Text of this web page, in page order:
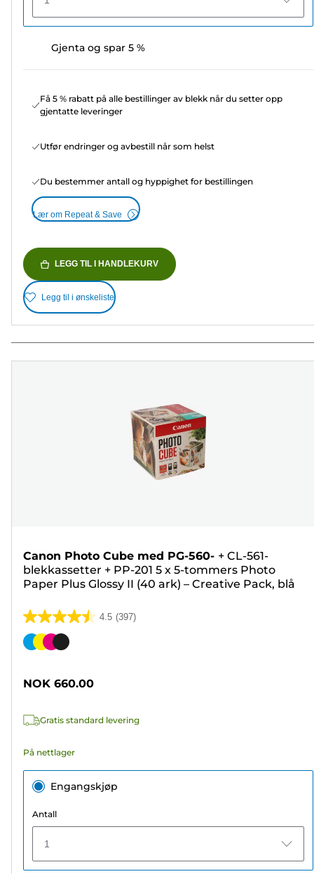
Gjenta og spar 5 %
Få 5 % rabatt på alle bestillinger av blekk når du setter opp
gjentatte leveringer
Utfør endringer og avbestill når som helst
Du bestemmer antall og hyppighet for bestillingen
Lær om Repeat & Save
LEGG TIL I HANDLEKURV
Legg til i ønskeliste
Canon Photo Cube med PG-560- + CL-561-
blekkassetter + PP-201 5 x 5-tommers Photo
Paper Plus Glossy II (40 ark) – Creative Pack, blå
4.5 (397)
4.5
av
397
Fargekassett
NOK 660.00
Gratis standard levering
På nettlager
Engangskjøp
Antall
1